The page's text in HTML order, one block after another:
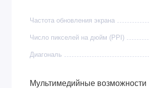
Встроенная память 256 ГБ
Камеры тройная
Частота обновления экрана
Число пикселей на дюйм (PPI)
Диагональ
Мультимедийные возможности